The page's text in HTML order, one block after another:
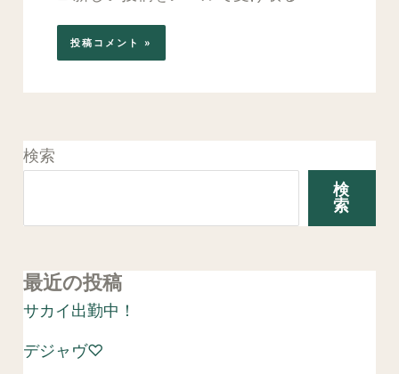
検索
検
索
最近の投稿
サカイ出勤中！
デジャヴ♡